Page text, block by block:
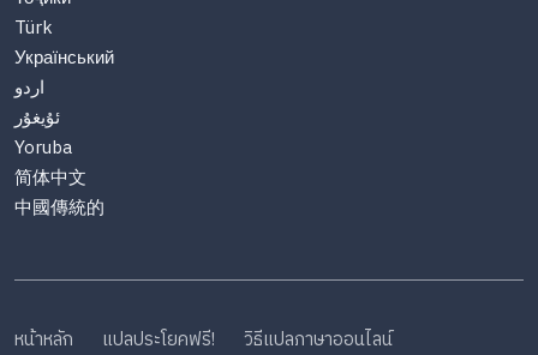
Türk
Український
اردو
ئۇيغۇر
Yoruba
简体中文
中國傳統的
หน้าหลัก แปลประโยคฟรี!
วิธีแปลภาษาออนไลน์